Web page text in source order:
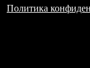
Политика